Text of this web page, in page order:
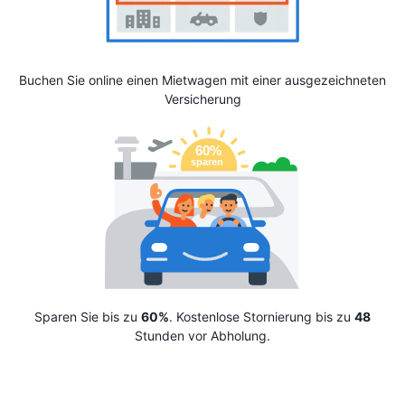
Buchen Sie online einen Mietwagen mit einer ausgezeichneten
Versicherung
Sparen Sie bis zu 60%. Kostenlose Stornierung bis zu 48
Stunden vor Abholung.